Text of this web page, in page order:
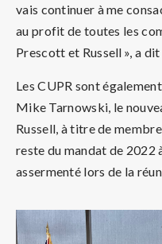
vais continuer à me
au profit de toutes les
Prescott et Russell », a
Les CUPR sont
Mike Tarnowski, le
Russell, à titre de
reste du mandat de 2022
assermenté lors de la